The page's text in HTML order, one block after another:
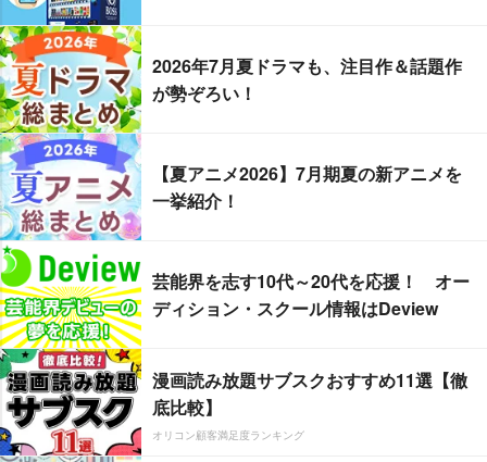
2026年7月夏ドラマも、注目作＆話題作
が勢ぞろい！
【夏アニメ2026】7月期夏の新アニメを
一挙紹介！
芸能界を志す10代～20代を応援！ オー
ディション・スクール情報はDeview
漫画読み放題サブスクおすすめ11選【徹
底比較】
オリコン顧客満足度ランキング